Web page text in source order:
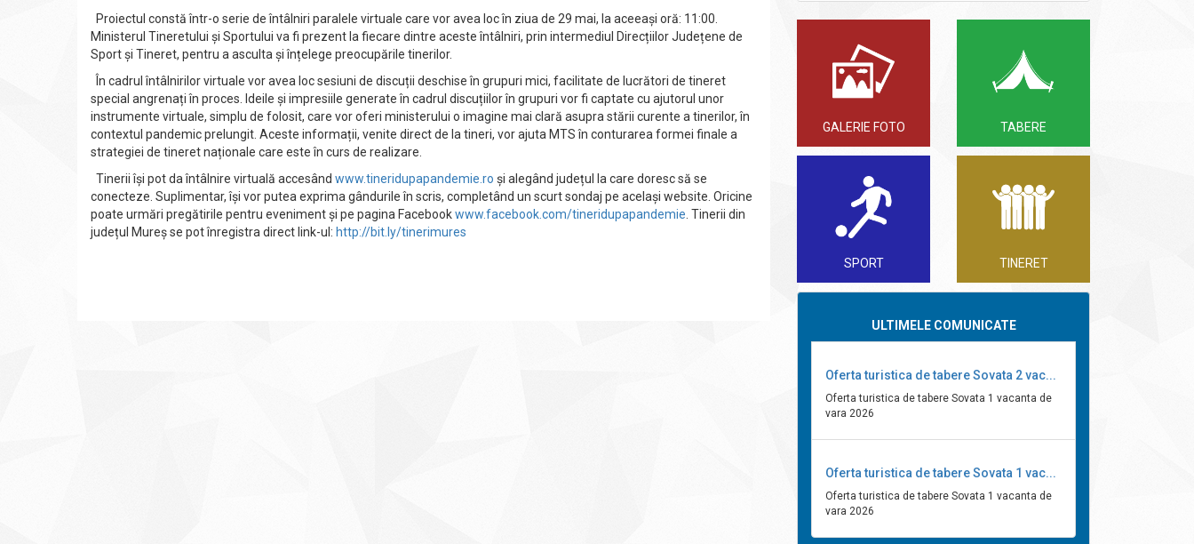
Proiectul constă într-o serie de întâlniri paralele virtuale care vor avea loc în ziua de 29 mai, la aceeași oră: 11:00.
Ministerul Tineretului și Sportului va fi prezent la fiecare dintre aceste întâlniri, prin intermediul Direcțiilor Județene de
Sport și Tineret, pentru a asculta și înțelege preocupările tinerilor.
În cadrul întâlnirilor virtuale vor avea loc sesiuni de discuții deschise în grupuri mici, facilitate de lucrători de tineret
special angrenați în proces. Ideile și impresiile generate în cadrul discuțiilor în grupuri vor fi captate cu ajutorul unor
instrumente virtuale, simplu de folosit, care vor oferi ministerului o imagine mai clară asupra stării curente a tinerilor, în
contextul pandemic prelungit. Aceste informații, venite direct de la tineri, vor ajuta MTS în conturarea formei finale a
strategiei de tineret naționale care este în curs de realizare.
Tinerii își pot da întâlnire virtuală accesând www.tineridupapandemie.ro și alegând județul la care doresc să se
conecteze. Suplimentar, își vor putea exprima gândurile în scris, completând un scurt sondaj pe același website. Oricine
poate urmări pregătirile pentru eveniment și pe pagina Facebookwww.facebook.com/tineridupapandemie . Tinerii din
județul Mureș se pot înregistra direct link-ul: http://bit.ly/tinerimures
GALERIE FOTO TABERE
SPORT TINERET
ULTIMELE COMUNICATE
Oferta turistica de tabere Sovata 2 vac...
Oferta turistica de tabere Sovata 1 vacanta de
vara 2026
Oferta turistica de tabere Sovata 1 vac...
Oferta turistica de tabere Sovata 1 vacanta de
vara 2026